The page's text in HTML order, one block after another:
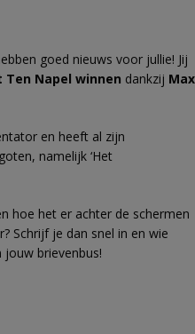
goed nieuws voor jullie! Jij
Ten Napel winnen dankzij Max
en heeft al zijn
namelijk ‘Het
hoe het er achter de schermen
Schrijf je dan snel in en wie
brievenbus!